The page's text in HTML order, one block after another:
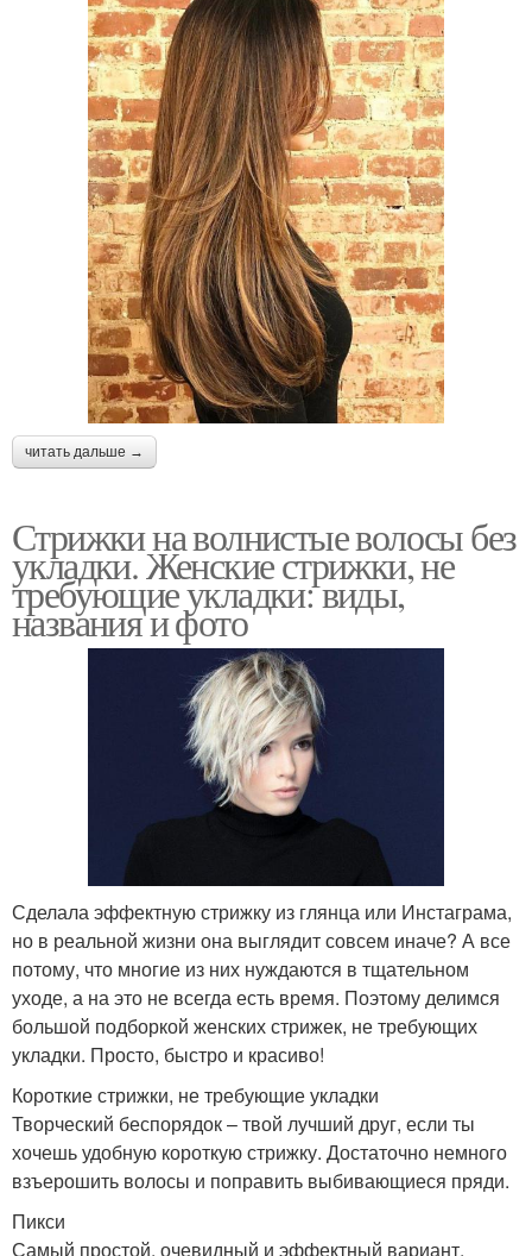
читать дальше →
Стрижки на волнистые волосы без
укладки. Женские стрижки, не
требующие укладки: виды,
названия и фото
Сделала эффектную стрижку из глянца или Инстаграма,
но в реальной жизни она выглядит совсем иначе? А все
потому, что многие из них нуждаются в тщательном
уходе, а на это не всегда есть время. Поэтому делимся
большой подборкой женских стрижек, не требующих
укладки. Просто, быстро и красиво!
Короткие стрижки, не требующие укладки
Творческий беспорядок – твой лучший друг, если ты
хочешь удобную короткую стрижку. Достаточно немного
взъерошить волосы и поправить выбивающиеся пряди.
Пикси
Самый простой, очевидный и эффектный вариант.